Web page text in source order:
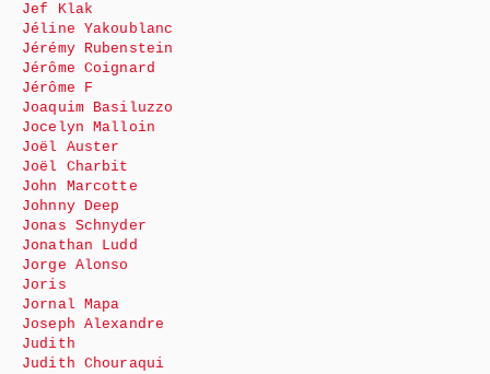
Jef Klak
Jéline Yakoublanc
Jérémy Rubenstein
Jérôme Coignard
Jérôme F
Joaquim Basiluzzo
Jocelyn Malloin
Joël Auster
Joël Charbit
John Marcotte
Johnny Deep
Jonas Schnyder
Jonathan Ludd
Jorge Alonso
Joris
Jornal Mapa
Joseph Alexandre
Judith
Judith Chouraqui